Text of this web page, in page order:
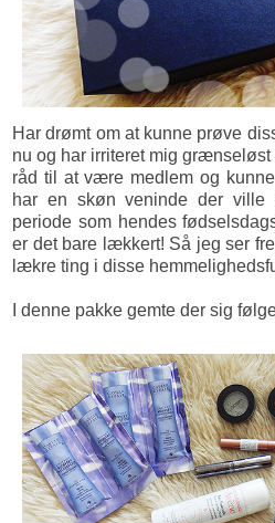
Har drømt om at kunne prøve
nu og har irriteret mig
råd til at være medlem og
har en skøn veninde der ville
periode som hendes
er det bare lækkert! Så jeg ser
lækre ting i disse
I denne pakke gemte der sig